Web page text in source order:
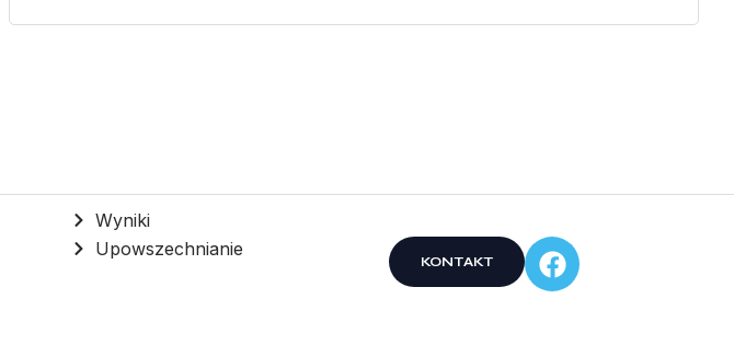
Wyniki
Upowszechnianie
KONTAKT